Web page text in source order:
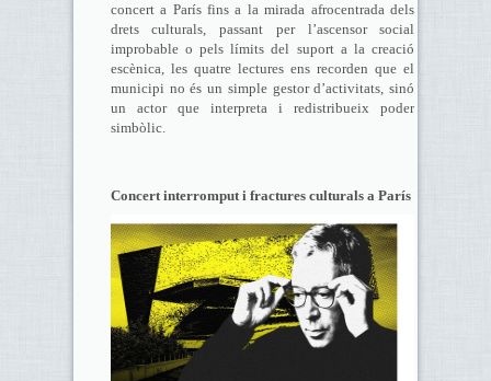
concert a París fins a la mirada afrocentrada dels
drets culturals, passant per l’ascensor social
improbable o pels límits del suport a la creació
escènica, les quatre lectures ens recorden que el
municipi no és un simple gestor d’activitats, sinó
un actor que interpreta i redistribueix poder
simbòlic.
Concert interromput i fractures culturals a París